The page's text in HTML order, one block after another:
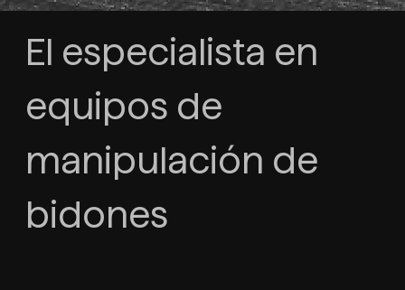
El especialista en
equipos de
manipulación de
bidones